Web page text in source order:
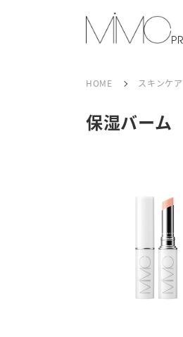
HOME スキンケア
保湿バーム